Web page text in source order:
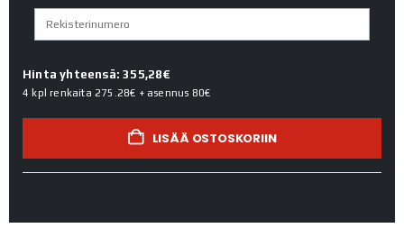
Hinta yhteensä: 355,28€
4 kpl renkaita 275.28€ + asennus 80€
LISÄÄ OSTOSKORIIN